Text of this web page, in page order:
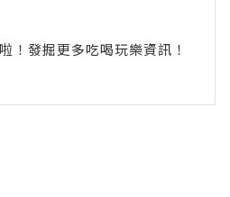
發掘更多吃喝玩樂資訊！